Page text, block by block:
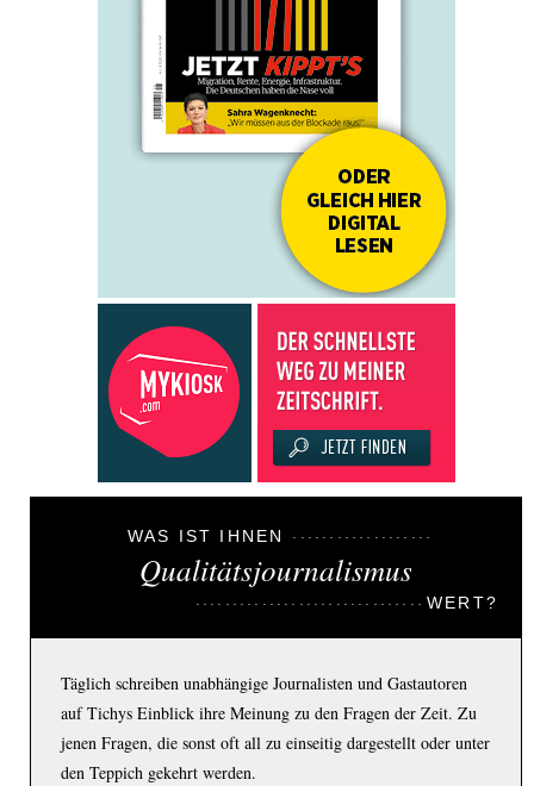
WAS IST IHNEN
Qualitätsjournalismus
WERT?
Täglich schreiben unabhängige Journalisten und Gastautoren
auf Tichys Einblick ihre Meinung zu den Fragen der Zeit. Zu
jenen Fragen, die sonst oft all zu einseitig dargestellt oder unter
den Teppich gekehrt werden.